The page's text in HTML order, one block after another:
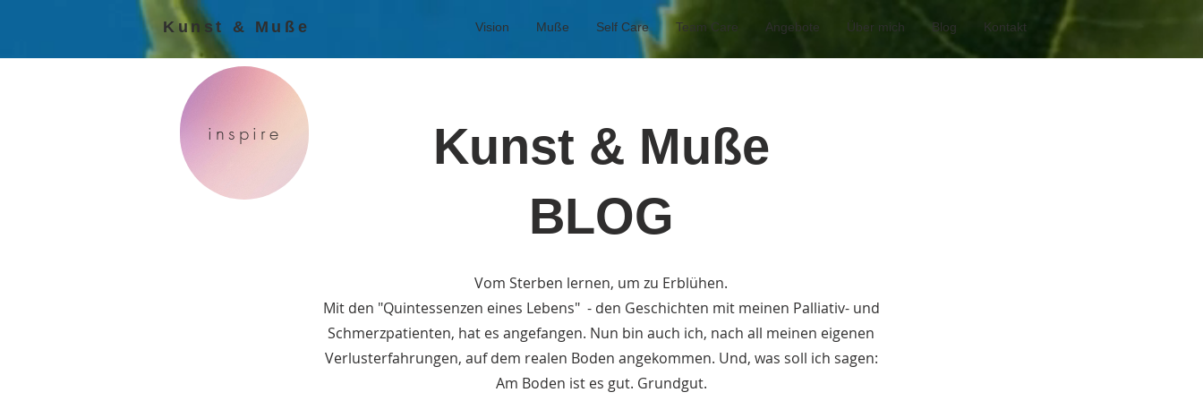
Kunst & Muße Vision Muße Self Care Team Care Angebote Über mich Blog Kontakt
Kunst & Muße
BLOG
inspire
Vom Sterben lernen, um zu Erblühen.
Mit den "Quintessenzen eines Lebens" - den Geschichten mit meinen Palliativ- und
Schmerzpatienten, hat es angefangen. Nun bin auch ich, nach all meinen eigenen
Verlusterfahrungen, auf dem realen Boden angekommen. Und, was soll ich sagen:
Am Boden ist es gut. Grundgut.